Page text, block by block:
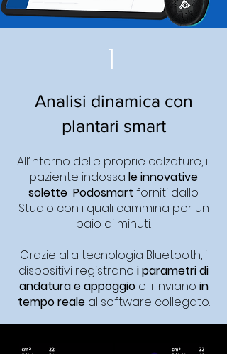
1
Analisi dinamica con
plantari smart
All’interno delle proprie calzature, il
paziente indossa le innovative
solette Podosmart forniti dallo
Studio con i quali cammina per un
paio di minuti.
Grazie alla tecnologia Bluetooth, i
dispositivi registrano i parametri di
andatura e appoggioe li inviano in
tempo realeal software collegato.